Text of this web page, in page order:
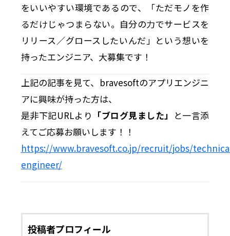
をいいやすい環境であるので、「ただモノを作
るだけじゃつまらない。自分の力でサービスを
リリース／グロースしたいんだ」という想いを
持ったエンジニア、大募集です！
上記の記事を見て、bravesoftのアプリエンジニ
アに興味が持った方は、
是非下記URLより 「ブログ見ました」 と一言添
えてご応募お願いします！！
https://www.bravesoft.co.jp/recruit/jobs/
engineer/
投稿者プロフィール